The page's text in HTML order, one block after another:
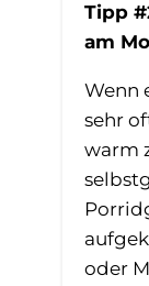
Tipp
am
Wenn
sehr
warm
oder